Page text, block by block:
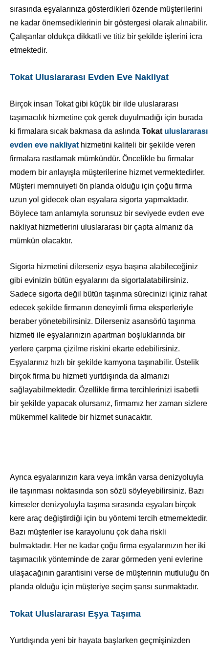
sırasında eşyalarınıza gösterdikleri özende müşterilerini
ne kadar önemsediklerinin bir göstergesi olarak alınabilir.
Çalışanlar oldukça dikkatli ve titiz bir şekilde işlerini icra
etmektedir.
Tokat Uluslararası Evden Eve Nakliyat
Birçok insan Tokat gibi küçük bir ilde uluslararası
taşımacılık hizmetine çok gerek duyulmadığı için burada
ki firmalara sıcak bakmasa da aslında Tokat uluslararası
evden eve nakliyat hizmetini kaliteli bir şekilde veren
firmalara rastlamak mümkündür. Öncelikle bu firmalar
modern bir anlayışla müşterilerine hizmet vermektedirler.
Müşteri memnuiyeti ön planda olduğu için çoğu firma
uzun yol gidecek olan eşyalara sigorta yapmaktadır.
Böylece tam anlamıyla sorunsuz bir seviyede evden eve
nakliyat hizmetlerini uluslararası bir çapta almanız da
mümkün olacaktır.
Sigorta hizmetini dilerseniz eşya başına alabileceğiniz
gibi evinizin bütün eşyalarını da sigortalatabilirsiniz.
Sadece sigorta değil bütün taşınma sürecinizi içiniz rahat
edecek şekilde firmanın deneyimli firma eksperleriyle
beraber yönetebilirsiniz. Dilerseniz asansörlü taşınma
hizmeti ile eşyalarınızın apartman boşluklarında bir
yerlere çarpma çizilme riskini ekarte edebilirsiniz.
Eşyalarınız hızlı bir şekilde kamyona taşınabilir. Üstelik
birçok firma bu hizmeti yurtdışında da almanızı
sağlayabilmektedir. Özellikle firma tercihlerinizi isabetli
bir şekilde yapacak olursanız, firmamız her zaman sizlere
mükemmel kalitede bir hizmet sunacaktır.
Ayrıca eşyalarınızın kara veya imkân varsa denizyoluyla
ile taşınması noktasında son sözü söyleyebilirsiniz. Bazı
kimseler denizyoluyla taşıma sırasında eşyaları birçok
kere araç değiştirdiği için bu yöntemi tercih etmemektedir.
Bazı müşteriler ise karayolunu çok daha riskli
bulmaktadır. Her ne kadar çoğu firma eşyalarınızın her iki
taşımacılık yönteminde de zarar görmeden yeni evlerine
ulaşacağının garantisini verse de müşterinin mutluluğu ön
planda olduğu için müşteriye seçim şansı sunmaktadır.
Tokat Uluslararası Eşya Taşıma
Yurtdışında yeni bir hayata başlarken geçmişinizden